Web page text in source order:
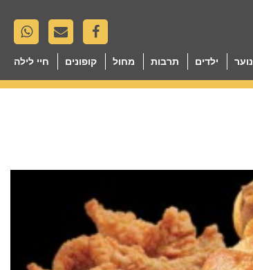
נוער ילדים תרבות מחול קופונים חיי לילה